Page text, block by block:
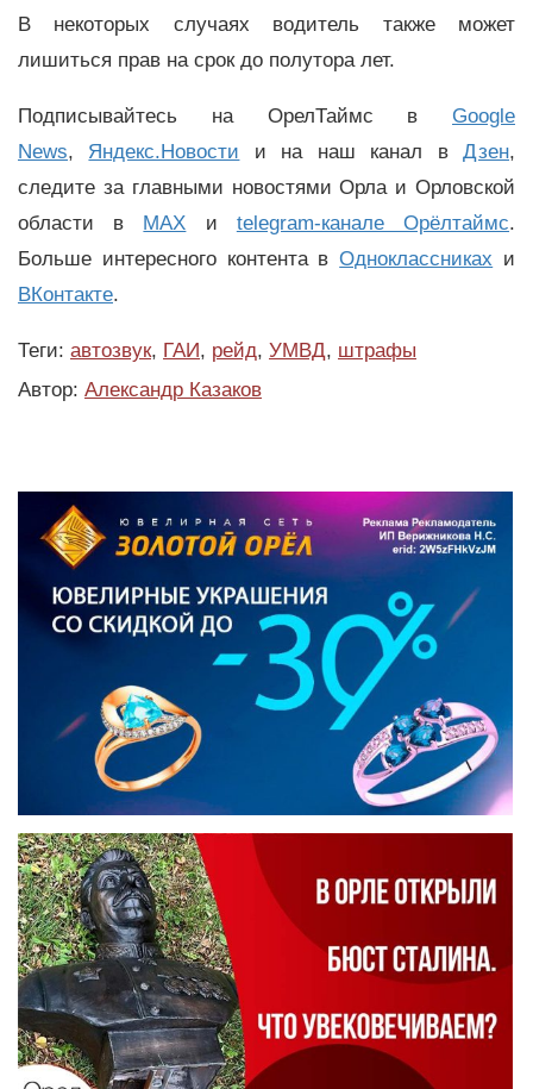
В некоторых случаях водитель также может
лишиться прав на срок до полутора лет.
Подписывайтесь на ОрелТаймс в Google
News, Яндекс.Новости и на наш канал вДзен,
следите за главными новостями Орла и Орловской
области в MAX и telegram-канале Орёлтаймс.
Больше интересного контента вОдноклассниках и
ВКонтакте.
Теги: автозвук, ГАИ, рейд, УМВД, штрафы
Автор: Александр Казаков